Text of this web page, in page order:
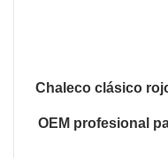
Chaleco clásico
OEM profesional